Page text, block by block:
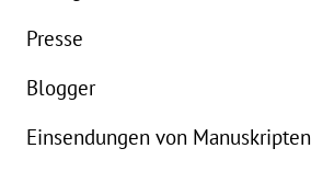
Presse
Blogger
Einsendungen von Manuskripten